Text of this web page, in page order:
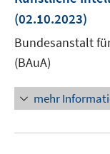
(02.10.2023)
Bundesanstalt
(BAuA)
mehr